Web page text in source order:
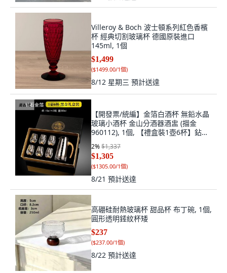
Villeroy & Boch 波士頓系列紅色香檳
杯 經典切割玻璃杯 德國原裝進口
145ml, 1個
$1,499
($1499.00/1個)
8/12 星期三 預計送達
【開發票/統編】金箔白酒杯 無鉛水晶
玻璃小酒杯 金山分酒器酒盅 (描金
960112), 1個, 【禮盒裝1壺6杯】鉆石
金箔杯X6
2%$1,337
$1,305
($1305.00/1個)
8/21 預計送達
高硼硅耐熱玻璃杯 甜品杯 布丁碗, 1個,
圓形透明錘紋杯矮
$237
($237.00/1個)
8/22 預計送達